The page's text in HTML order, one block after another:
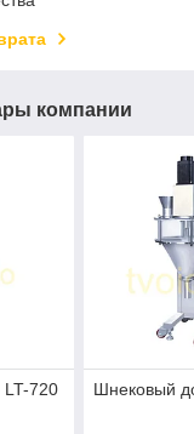
компании
720 Шнековый